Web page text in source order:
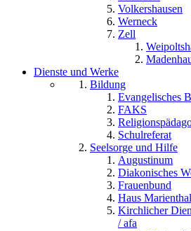
Volkershausen
Werneck
Zell
Dienste und Werke
Bildung
Evangelisches
FAKS
Schulreferat
Seelsorge und Hilfe
Augustinum
Diakonisches
Frauenbund
Haus Marienthal
Kirchlicher
/ afa